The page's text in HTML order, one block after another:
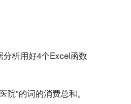
院”的词的消费总和。